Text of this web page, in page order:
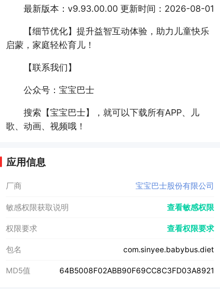
最新版本：v9.93.00.00 更新时间：2026-08-01
【细节优化】提升益智互动体验，助力儿童快乐
启蒙，家庭轻松育儿！
【联系我们】
公众号：宝宝巴士
搜索【宝宝巴士】，就可以下载所有APP、儿
歌、动画、视频哦！
应用信息
厂商 宝宝巴士股份有限公司
敏感权限获取说明 查看敏感权限
权限要求 查看权限要求
包名 com.sinyee.babybus.diet
MD5值 64B5008F02ABB90F69CC8C3FD03A8921